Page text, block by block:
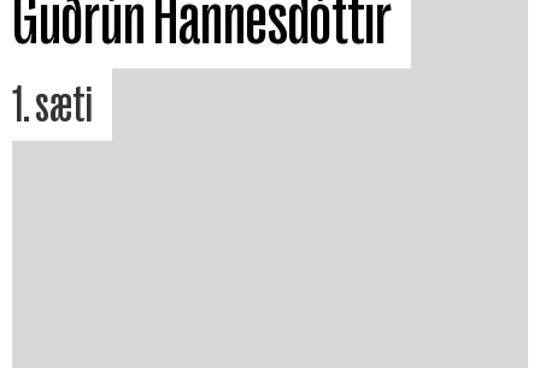
Guðrún Hannesdóttir
1. sæti